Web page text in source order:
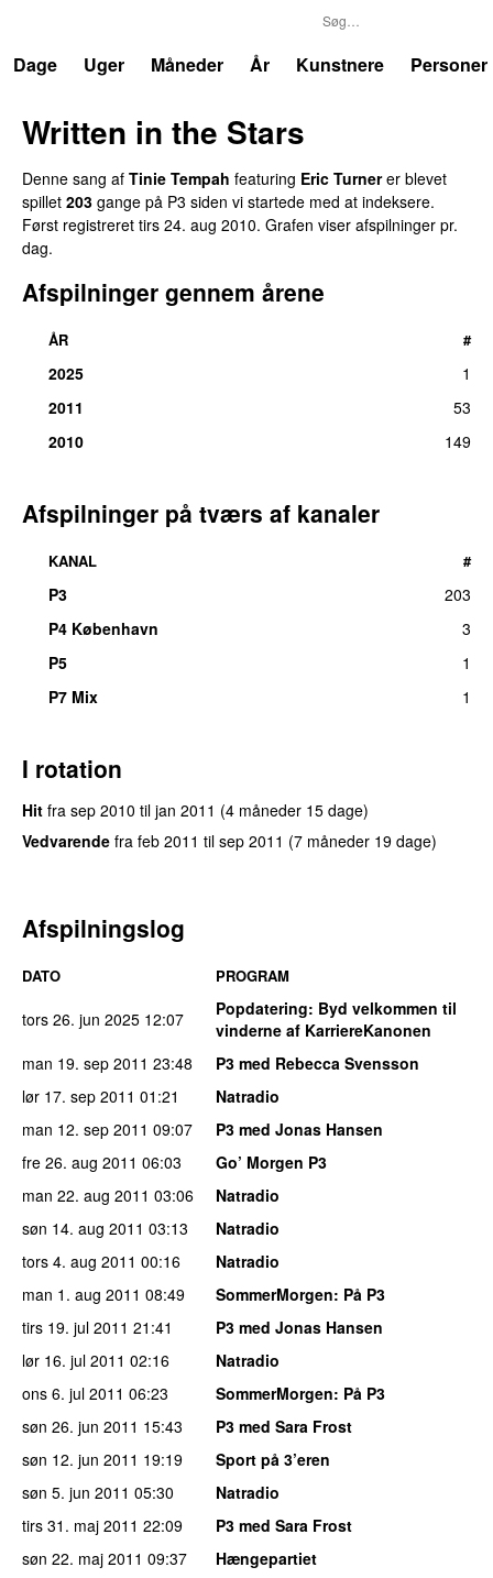
Dage
Uger Måneder År Kunstnere Personer
Written in the Stars
Denne sang af Tinie Tempah featuring Eric Turnerer blevet
spillet 203 gange på P3 siden vi startede med at indeksere.
Først registreret tirs 24. aug 2010. Grafen viser afspilninger pr.
dag.
Afspilninger gennem årene
ÅR #
2025
1
2011
53
2010
149
Afspilninger på tværs af kanaler
KANAL #
P3
203
P4 København
3
P5
1
P7 Mix
1
I rotation
Hit fra sep 2010 til jan 2011 (4 måneder 15 dage)
Vedvarende fra feb 2011 til sep 2011 (7 måneder 19 dage)
Afspilningslog
DATO PROGRAM
tors 26. jun 2025 12:07 Popdatering: Byd velkommen til
vinderne af KarriereKanonen
man 19. sep 2011 23:48
P3 med Rebecca Svensson
lør 17. sep 2011 01:21
Natradio
man 12. sep 2011 09:07
P3 med Jonas Hansen
fre 26. aug 2011 06:03
Go’ Morgen P3
man 22. aug 2011 03:06
Natradio
søn 14. aug 2011 03:13
Natradio
tors 4. aug 2011 00:16
Natradio
man 1. aug 2011 08:49 SommerMorgen: På P3
tirs 19. jul 2011 21:41
P3 med Jonas Hansen
lør 16. jul 2011 02:16
Natradio
ons 6. jul 2011 06:23 SommerMorgen: På P3
søn 26. jun 2011 15:43
P3 med Sara Frost
søn 12. jun 2011 19:19
Sport på 3’eren
søn 5. jun 2011 05:30
Natradio
tirs 31. maj 2011 22:09
P3 med Sara Frost
søn 22. maj 2011 09:37
Hængepartiet